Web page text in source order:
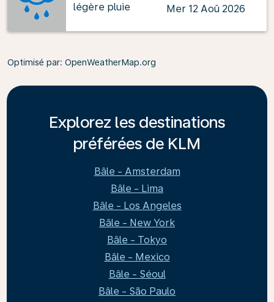
légère pluie
Mer 12 Aoû 2026
Optimisé par: OpenWeatherMap.org
Explorez les destinations
préférées de KLM
Bâle - Amsterdam
Bâle - Lima
Bâle - Los Angeles
Bâle - New York
Bâle - Tokyo
Bâle - Mexico
Bâle - Séoul
Bâle - São Paulo